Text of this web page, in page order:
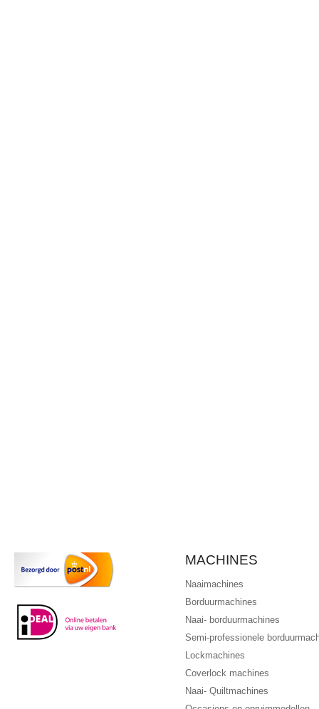
MACHINES
Naaimachines
Borduurmachines
Naai- borduurmachines
Semi-professionele
Lockmachines
Coverlock machines
Naai- Quiltmachines